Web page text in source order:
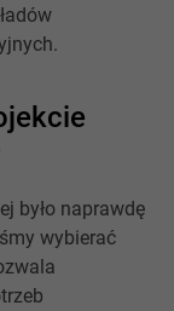
było naprawdę
wybierać